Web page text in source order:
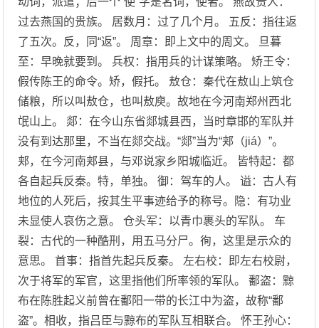
过去燕国的贵族。 居数月：过了几个月。 五反：指往返
了五次。反，同“返”。 周章：即上文中的周文。 旦暮
至：早晚就要到。 兵权：指用兵的计谋策略。 矫王令：
假传陈王的命令。矫，假托。 敖仓：秦代在敖山上筑仓
储粮，所以叫敖仓，也叫敖庾。故地在今河南郑州西北
氓山上。 郯：在今山东省郯城县西，当时章邯的军队并
没有到达那里，不当在郯交战。“郯”当为“郏（jiá）”。
郏，在今河南郏县，与邓说家乡阳城临近。 皆特起：都
各自起兵反秦。特，单独。 御：驾车的人。 谥：古人有
地位的人死后，按其生平事迹给予的称号。隐：有功业
未显使人哀伤之意。 仓头军：以青巾裹头的军队。 车
裂：古代的一种酷刑，用五马分尸。徇，这里是示众的
意思。 首事：指首先起兵反秦。 左右校：即左右校尉，
次于将军的军官，这里指他们所率领的军队。 鄱盗：黥
布在陈胜起义前曾在鄱阳一带的长江中为盗，故称“鄱
盗”。相收，指吕臣与黥布的军队互相联合。 怀王孙心：